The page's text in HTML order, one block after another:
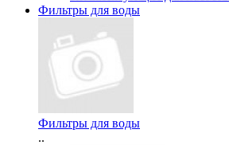
Фильтры для воды
Фильтры для воды
..